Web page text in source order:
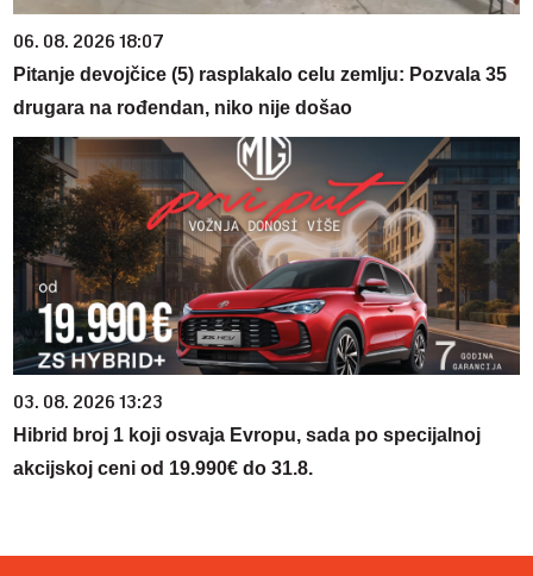
06. 08. 2026 18:07
Pitanje devojčice (5) rasplakalo celu zemlju: Pozvala 35
drugara na rođendan, niko nije došao
03. 08. 2026 13:23
Hibrid broj 1 koji osvaja Evropu, sada po specijalnoj
akcijskoj ceni od 19.990€ do 31.8.